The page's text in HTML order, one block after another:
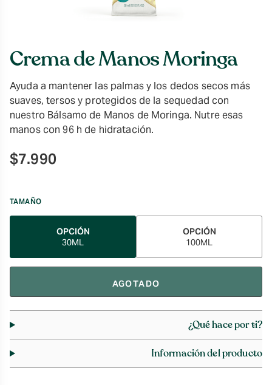
Crema de Manos Moringa
Ayuda a mantener las palmas y los dedos secos más
suaves, tersos y protegidos de la sequedad con
nuestro Bálsamo de Manos de Moringa. Nutre esas
manos con 96 h de hidratación.
$7.990
TAMAÑO
OPCIÓN
30ML
OPCIÓN
100ML
AGOTADO
¿Qué hace por ti?
Información del producto